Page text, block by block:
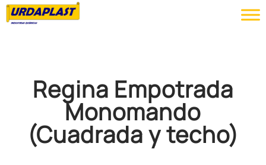
Regina Empotrada
Monomando
(Cuadrada y techo)